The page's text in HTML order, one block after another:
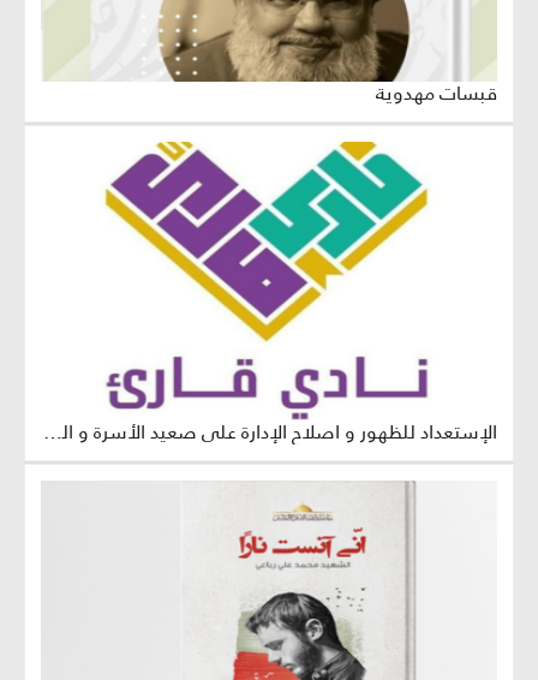
قبسات مهدوية
الإستعداد للظهور و اصلاح الإدارة على صعيد الأسرة و المجتمع